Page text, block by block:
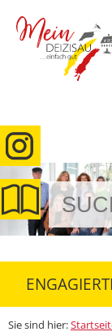
Sie sind hier: